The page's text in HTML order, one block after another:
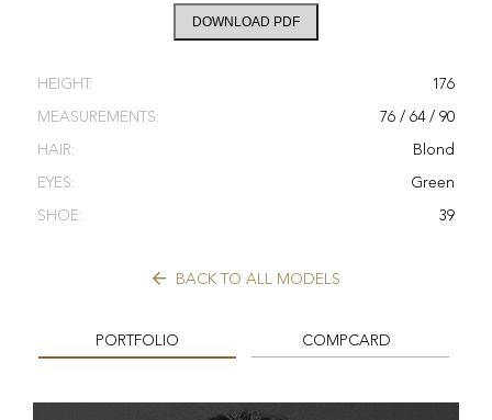
DOWNLOAD PDF
HEIGHT: 176
MEASUREMENTS: 76 / 64 / 90
HAIR: Blond
EYES: Green
SHOE: 39
BACK TO ALL MODELS
PORTFOLIO COMPCARD